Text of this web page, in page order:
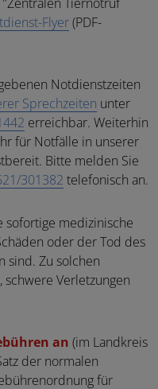
Tiernotruf
Flyer (PDF-
Notdienstzeiten
Sprechzeiten unter
erreichbar. Weiterhin
für Notfälle in unserer
Bitte melden Sie
301382 telefonisch an.
sofortige medizinische
oder der Tod des
sind. Zu solchen
schwere Verletzungen
an (im Landkreis
der normalen
für